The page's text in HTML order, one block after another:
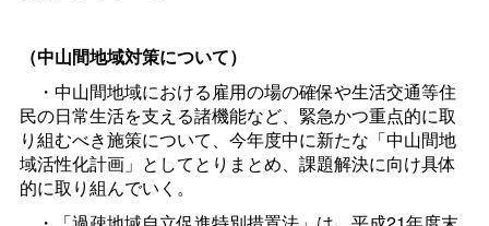
（中山間地域対策について）
・中山間地域における雇用の場の確保や生活交通等住
民の日常生活を支える諸機能など、緊急かつ重点的に取
り組むべき施策について、今年度中に新たな「中山間地
域活性化計画」としてとりまとめ、課題解決に向け具体
的に取り組んでいく。